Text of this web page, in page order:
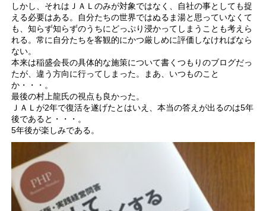
しかし、それはＪＡＬのみが対象ではなく、自社の事としても捉
える必要はある。自分たちの世界ではぬるま湯と思っていなくて
も、知らず知らずのうちにどっぷり浸かってしまうことも考えら
れる。常に自分たちを客観的にかつ厳しめに評価しなければなら
ない。
本来は稲盛会長の具体的な施策について書くつもりのブログだっ
たが、違う方向に行ってしまった。まあ、いつものこと
か・・・。
最後の村上龍氏の視点も良かった。
ＪＡＬが2年で復活を遂げたとはいえ、本当の答えが出るのは5年
後であると・・・。
5年後が楽しみである。